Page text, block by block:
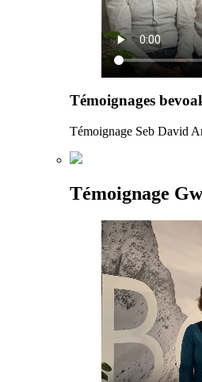
Témoignages
Témoignage Seb David
Témoignage